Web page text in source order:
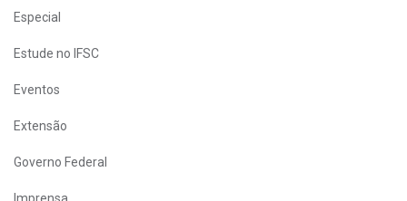
Especial
Estude no IFSC
Eventos
Extensão
Governo Federal
Imprensa